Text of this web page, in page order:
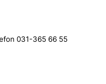
031-365 66 55